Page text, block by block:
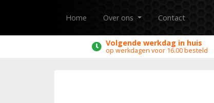
Home Over ons Contact
Volgende werkdag in huis
op werkdagen voor 16.00 besteld